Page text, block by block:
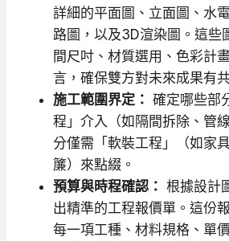
詳細的平面圖、立面圖、水
路圖，以及3D渲染圖。這些
間尺吋、材質選用、色彩計
言，確保雙方對未來成果有
施工範圍界定： 確定哪些部
程」介入（如隔間拆除、管
分僅需「軟裝工程」（如家具
簾）來點綴。
預算與時程確認： 根據設計
出精準的工程報價單。這份
每一項工種、材料規格、單